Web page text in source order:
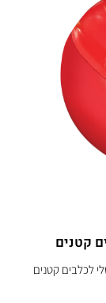
קטנים
לכלבים קטנים